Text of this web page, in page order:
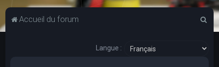
Accueil du forum
Langue :